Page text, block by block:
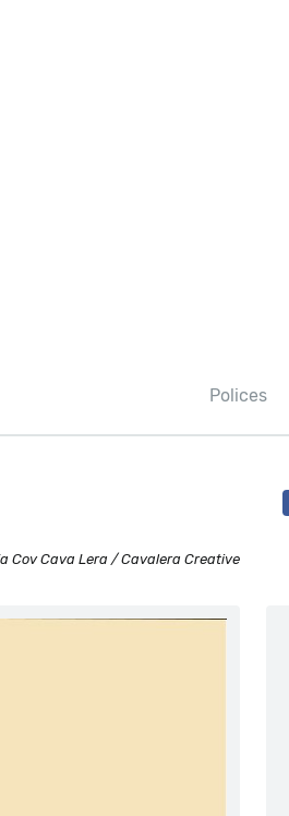
Polices
Cov Cava Lera / Cavalera Creative